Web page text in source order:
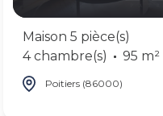
Maison 5 pièce(s)
4 chambre(s)
95 m²
Poitiers (86000)